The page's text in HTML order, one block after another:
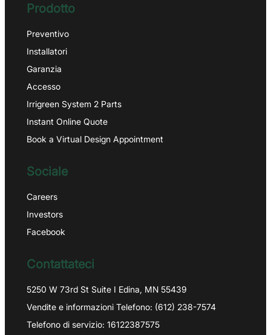
Prodotto
Preventivo
Installatori
Garanzia
Accesso
Irrigreen System 2 Parts
Instant Online Quote
Book a Virtual Design Appointment
Sociale
Careers
Investors
Facebook
Contattateci
5250 W 73rd St Suite I Edina, MN 55439
Vendite e informazioni Telefono: (612) 238-7574
Telefono di servizio: 16122387575